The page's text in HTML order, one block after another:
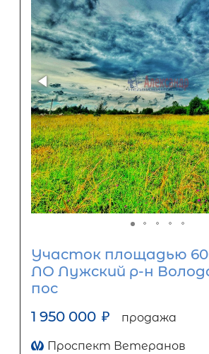
Участок площадью
ЛО Лужский р-н
пос
1 950 000 ₽ продажа
Проспект Ветеранов